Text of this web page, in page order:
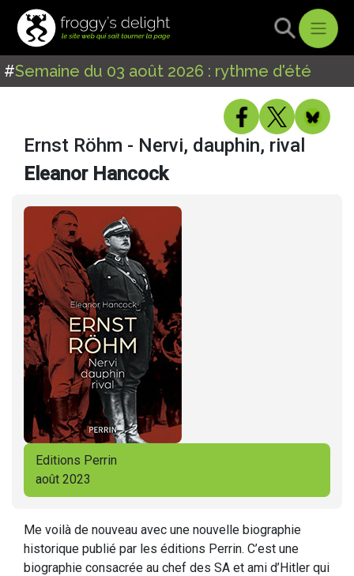
#Semaine du 03 août 2026 : rythme d'été
Ernst Röhm - Nervi, dauphin, rival
Eleanor Hancock
Editions Perrin
août 2023
Me voilà de nouveau avec une nouvelle biographie
historique publié par les éditions Perrin. C’est une
biographie consacrée au chef des SA et ami d’Hitler qui